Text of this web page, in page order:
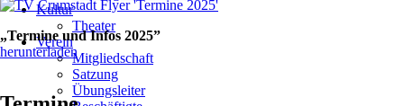
Kultur
Theater
Verein
Mitgliedschaft
Satzung
Übungsleiter
„Termine und Infos 2025”
herunterladen